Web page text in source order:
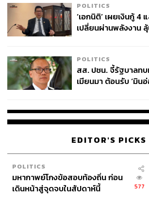
POLITICS
‘เอกนิติ’ เผยเงินกู้ 4
เปลี่ยนผ่านพลังงาน
POLITICS
สส. ปชน. จี้รัฐบาลท
เมียนมา ต้อนรับ ‘มิน
EDITOR'S PICKS
POLITICS
มหากาพย์โกงข้อสอบท้องถิ่น ก่อน
เดินหน้าสู่จุดจบในสัปดาห์นี้
577